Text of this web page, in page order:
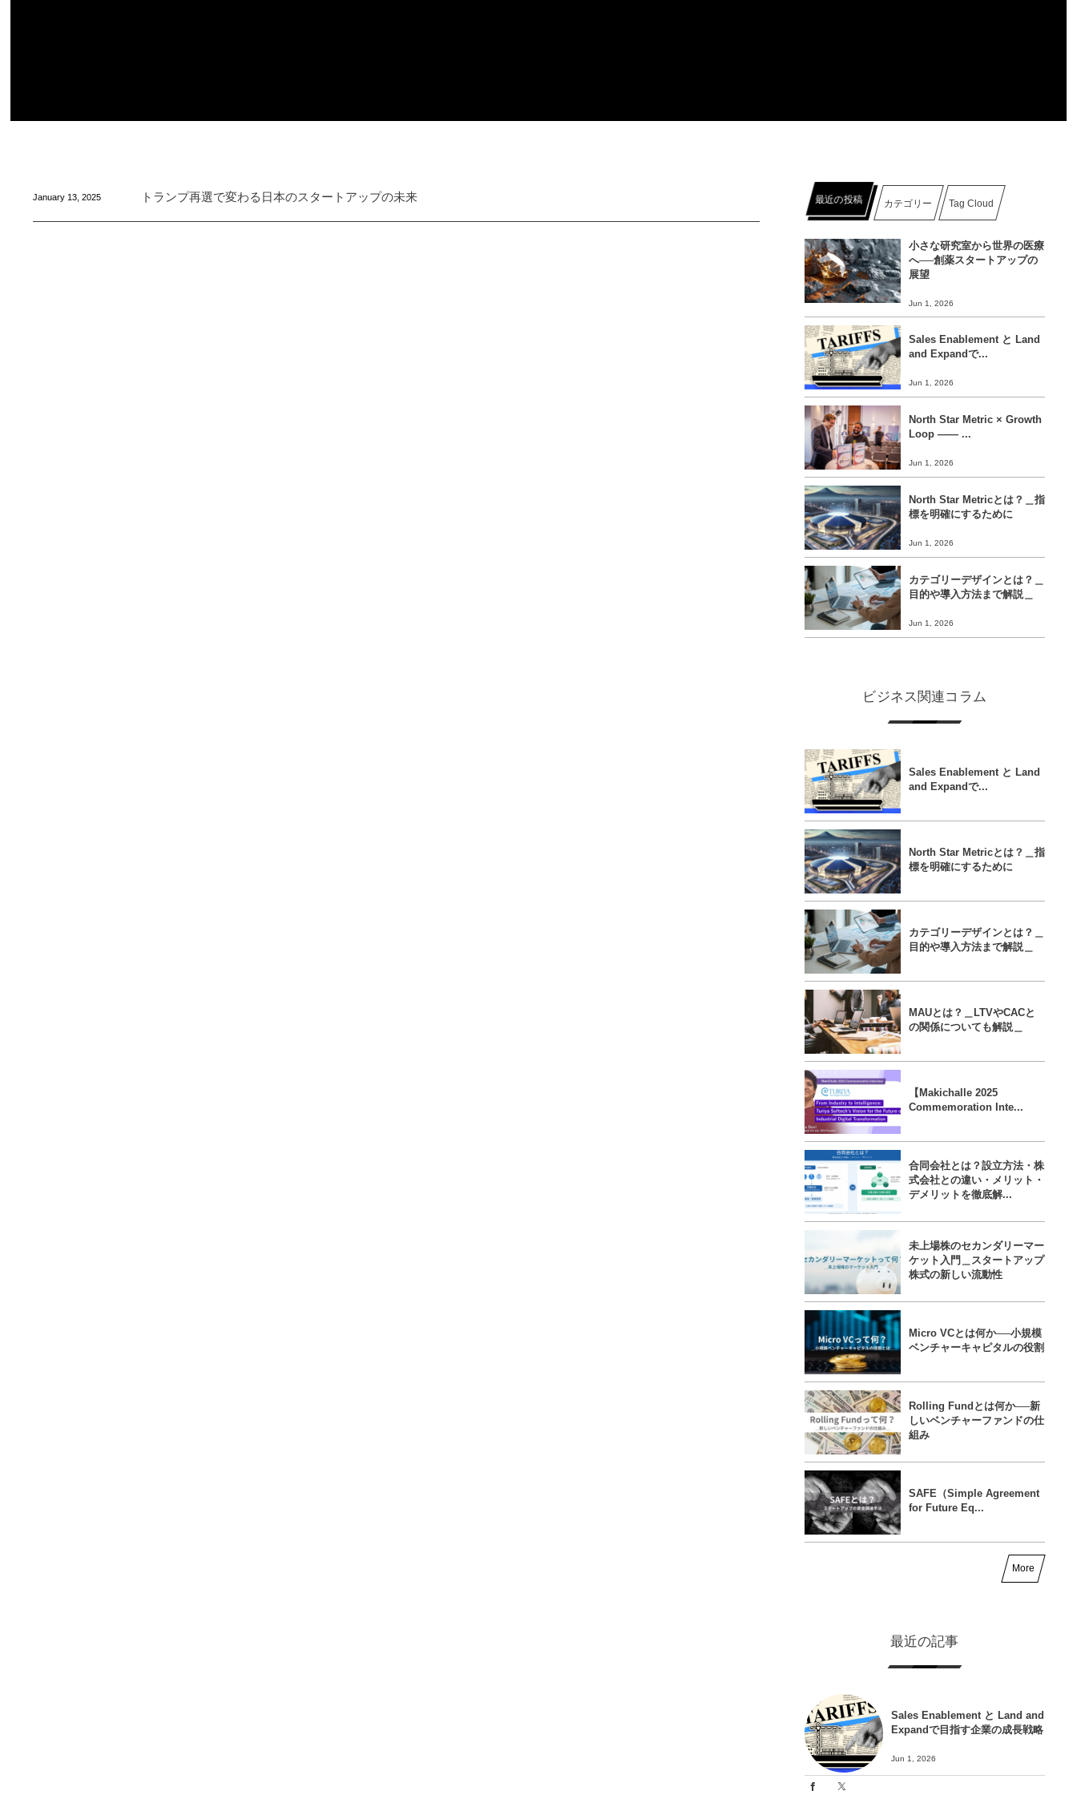
January 13, 2025 トランプ再選で変わる日本のスタートアップの未来 最近の投稿 カテゴリー Tag Cloud
小さな研究室から世界の医療
へ──創薬スタートアップの
展望
Jun 1, 2026
Sales Enablement と Land
and Expandで...
Jun 1, 2026
North Star Metric × Growth
Loop ―― ...
Jun 1, 2026
North Star Metricとは？＿指
標を明確にするために
Jun 1, 2026
カテゴリーデザインとは？＿
目的や導入方法まで解説＿
Jun 1, 2026
ビジネス関連コラム
Sales Enablement と Land
and Expandで...
North Star Metricとは？＿指
標を明確にするために
カテゴリーデザインとは？＿
目的や導入方法まで解説＿
MAUとは？＿LTVやCACと
の関係についても解説＿
【Makichalle 2025
Commemoration Inte...
合同会社とは？設立方法・株
式会社との違い・メリット・
デメリットを徹底解...
未上場株のセカンダリーマー
ケット入門＿スタートアップ
株式の新しい流動性
Micro VCとは何か──小規模
ベンチャーキャピタルの役割
Rolling Fundとは何か──新
しいベンチャーファンドの仕
組み
SAFE（Simple Agreement
for Future Eq...
More
最近の記事
Sales Enablement と Land and
Expandで目指す企業の成長戦略
Jun 1, 2026